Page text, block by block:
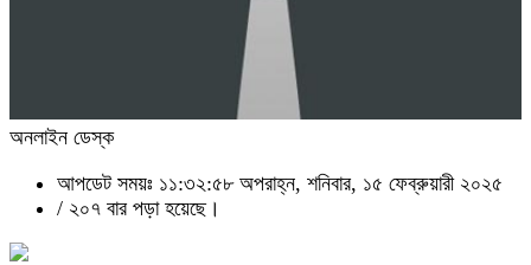
অনলাইন ডেস্ক
আপডেট সময়ঃ ১১:৩২:৫৮ অপরাহ্ন, শনিবার, ১৫ ফেব্রুয়ারী ২০২৫
/ ২০৭ বার পড়া হয়েছে।